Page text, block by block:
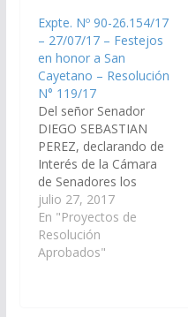
Nº 90-27.994/19, a la
Comisión de Educación
y Cultura). Resolución
Nº 187/19…
Expte. Nº 90-26.154/17
– 27/07/17 – Festejos
en honor a San
Cayetano – Resolución
N° 119/17
Del señor Senador
DIEGO SEBASTIAN
PEREZ, declarando de
Interés de la Cámara
de Senadores los
actos y festejos en
honor a San Cayetano,
a llevarse a cabo el día
7 de agosto del
julio 27, 2017
En "Proyectos de
Resolución
Aprobados"